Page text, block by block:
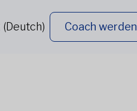
Coach werden